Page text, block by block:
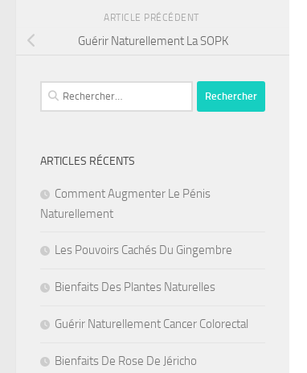
ARTICLE PRÉCÉDENT
Guérir Naturellement La SOPK
Rechercher :
ARTICLES RÉCENTS
Comment Augmenter Le Pénis
Naturellement
Les Pouvoirs Cachés Du Gingembre
Bienfaits Des Plantes Naturelles
Guérir Naturellement Cancer Colorectal
Bienfaits De Rose De Jéricho